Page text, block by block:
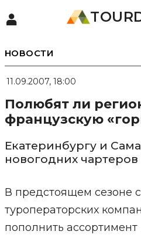
НОВОСТИ
11.09.2007, 18:00
Полюбят ли
французскую
Екатеринбургу и
новогодних чартеров
В предстоящем сезоне
туроператорских
пополнить